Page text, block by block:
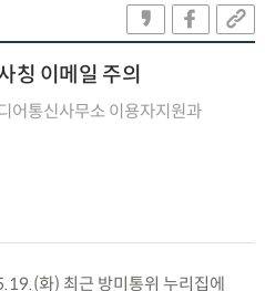
칭 이메일 주의
어통신사무소 이용자지원과
화) 최근 방미통위 누리집에